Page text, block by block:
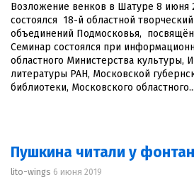
Возложение венков в Шатуре 8 июня
состоялся 18-й областной
объединений Подмосковья,
Семинар состоялся при
областного Министерства культуры,
литературы РАН, Московской
библиотеки, Московского областного...
Пушкина читали у
lito-wings 6 июня 2019